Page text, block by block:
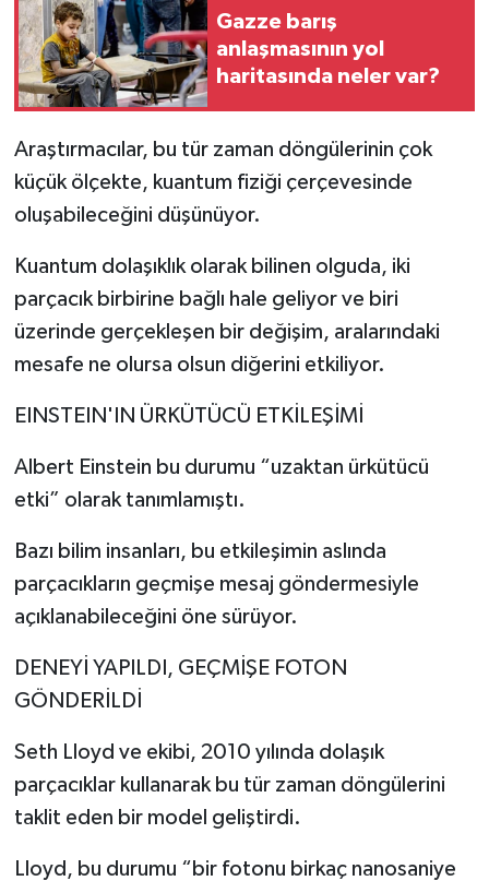
Gazze barış
anlaşmasının yol
haritasında neler var?
Araştırmacılar, bu tür zaman döngülerinin çok
küçük ölçekte, kuantum fiziği çerçevesinde
oluşabileceğini düşünüyor.
Kuantum dolaşıklık olarak bilinen olguda, iki
parçacık birbirine bağlı hale geliyor ve biri
üzerinde gerçekleşen bir değişim, aralarındaki
mesafe ne olursa olsun diğerini etkiliyor.
EINSTEIN'IN ÜRKÜTÜCÜ ETKİLEŞİMİ
Albert Einstein bu durumu “uzaktan ürkütücü
etki” olarak tanımlamıştı.
Bazı bilim insanları, bu etkileşimin aslında
parçacıkların geçmişe mesaj göndermesiyle
açıklanabileceğini öne sürüyor.
DENEYİ YAPILDI, GEÇMİŞE FOTON
GÖNDERİLDİ
Seth Lloyd ve ekibi, 2010 yılında dolaşık
parçacıklar kullanarak bu tür zaman döngülerini
taklit eden bir model geliştirdi.
Lloyd, bu durumu “bir fotonu birkaç nanosaniye